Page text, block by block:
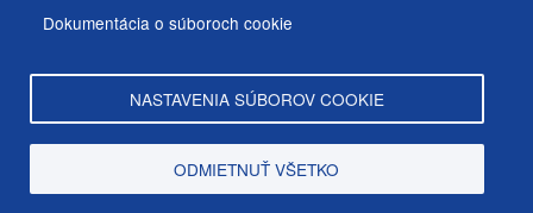
Dokumentácia o súboroch cookie
NASTAVENIA SÚBOROV COOKIE
ODMIETNUŤ VŠETKO
Copyright © Mesto Dunajská Streda, 2025